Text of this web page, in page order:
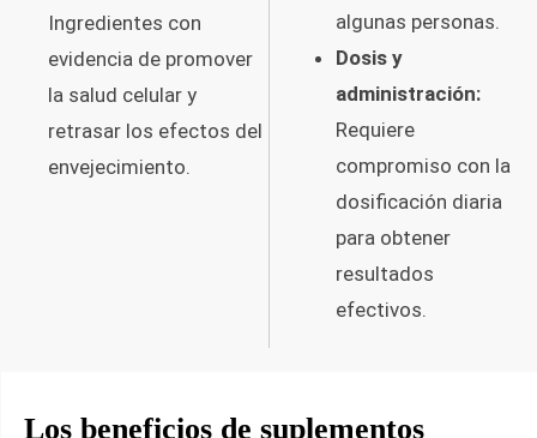
Ingredientes con
evidencia de promover
la salud celular y
retrasar los efectos del
envejecimiento.
algunas personas.
Dosis y
administración:
Requiere
compromiso con la
dosificación diaria
para obtener
resultados
efectivos.
Los beneficios de suplementos